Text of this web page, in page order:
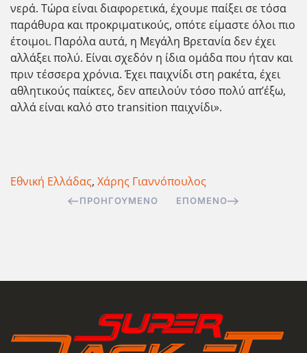
νερά. Τώρα είναι διαφορετικά, έχουμε παίξει σε τόσα
παράθυρα και προκριματικούς, οπότε είμαστε όλοι πιο
έτοιμοι. Παρόλα αυτά, η Μεγάλη Βρετανία δεν έχει
αλλάξει πολύ. Είναι σχεδόν η ίδια ομάδα που ήταν και
πριν τέσσερα χρόνια. Έχει παιχνίδι στη ρακέτα, έχει
αθλητικούς παίκτες, δεν απειλούν τόσο πολύ απ’έξω,
αλλά είναι καλό στο transition παιχνίδι».
Εθνική Ελλάδας, Χάρης Γιαννόπουλος
ΠΡΟΗΓΟΎΜΕΝΟ ΕΠΌΜΕΝΟ